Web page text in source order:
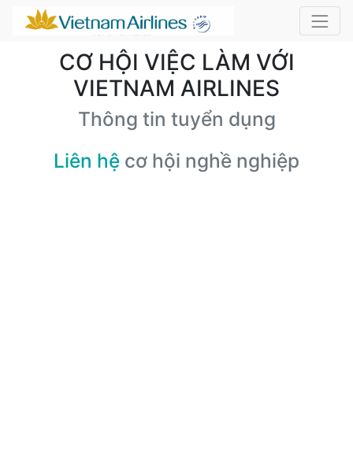
CƠ HỘI VIỆC LÀM VỚI
VIETNAM AIRLINES
Thông tin tuyển dụng
Liên hệ cơ hội nghề nghiệp